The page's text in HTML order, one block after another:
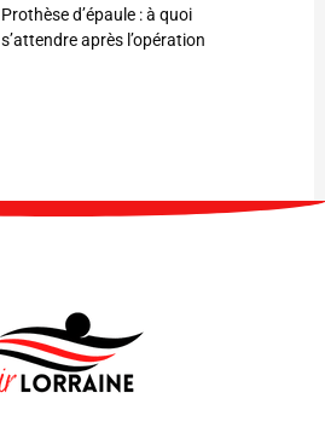
Prothèse d’épaule : à quoi
s’attendre après l’opération